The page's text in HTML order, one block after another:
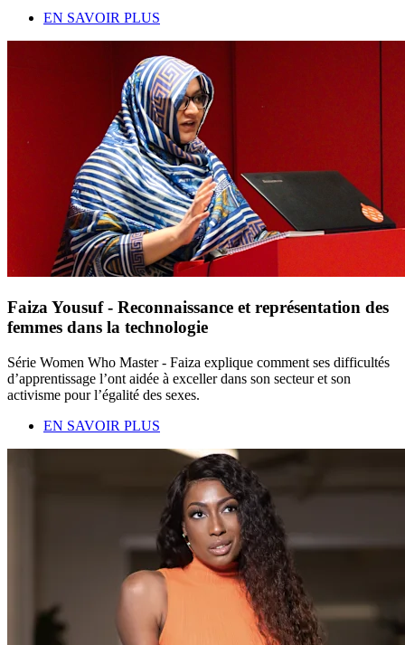
EN SAVOIR PLUS
Faiza Yousuf - Reconnaissance et représentation des
femmes dans la technologie
Série Women Who Master - Faiza explique comment ses difficultés
d’apprentissage l’ont aidée à exceller dans son secteur et son
activisme pour l’égalité des sexes.
EN SAVOIR PLUS